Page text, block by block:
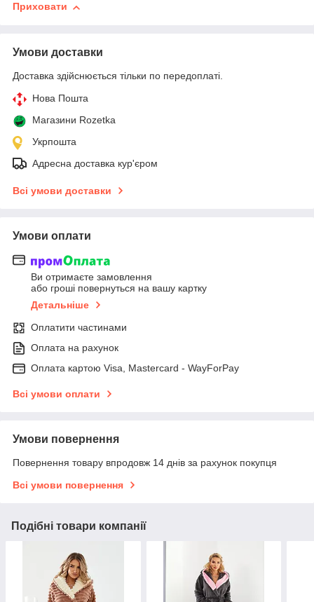
Приховати
Умови доставки
Доставка здійснюється тільки по передоплаті.
Нова Пошта
Магазини Rozetka
Укрпошта
Адресна доставка кур'єром
Всі умови доставки
Умови оплати
Ви отримаєте замовлення
або гроші повернуться на вашу картку
Детальніше
Оплатити частинами
Оплата на рахунок
Оплата картою Visa, Mastercard - WayForPay
Всі умови оплати
Умови повернення
Повернення товару впродовж 14 днів за рахунок покупця
Всі умови повернення
Подібні товари компанії